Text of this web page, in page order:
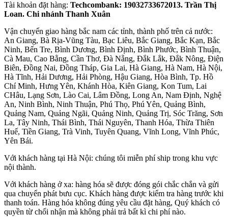
Tài khoản đặt hàng: Techcombank: 19032733672013. Trần Thị
Loan. Chi nhánh Thanh Xuân
Vận chuyển giao hàng bắc nam các tỉnh, thành phố trên cả nước:
An Giang, Bà Rịa-Vũng Tàu, Bạc Liêu, Bắc Giang, Bắc Kạn, Bắc
Ninh, Bến Tre, Bình Dương, Bình Định, Bình Phước, Bình Thuận,
Cà Mau, Cao Bằng, Cần Thơ, Đà Nẵng, Đắk Lắk, Đắk Nông, Điện
Biên, Đồng Nai, Đồng Tháp, Gia Lai, Hà Giang, Hà Nam, Hà Nội,
Hà Tĩnh, Hải Dương, Hải Phòng, Hậu Giang, Hòa Bình, Tp. Hồ
Chí Minh, Hưng Yên, Khánh Hòa, Kiên Giang, Kon Tum, Lai
CHâu, Lạng Sơn, Lào Cai, Lâm Đồng, Long An, Nam Định, Nghệ
An, Ninh Bình, Ninh Thuận, Phú Thọ, Phú Yên, Quảng Bình,
Quảng Nam, Quảng Ngãi, Quảng Ninh, Quảng Trị, Sóc Trăng, Sơn
La, Tây Ninh, Thái Bình, Thái Nguyên, Thanh Hóa, Thừa Thiên
Huế, Tiền Giang, Trà Vinh, Tuyên Quang, Vĩnh Long, Vĩnh Phúc,
Yên Bái.
Với khách hàng tại Hà Nội: chúng tôi miễn phí ship trong khu vực
nội thành.
Với khách hàng ở xa: hàng hóa sẽ được đóng gói chắc chắn và gửi
qua chuyển phát bưu cục. Khách hàng được kiểm tra hàng trước khi
thanh toán. Hàng hóa không đúng yêu cầu đặt hàng, Quý khách có
quyền từ chối nhận mà không phải trả bất kì chi phí nào.